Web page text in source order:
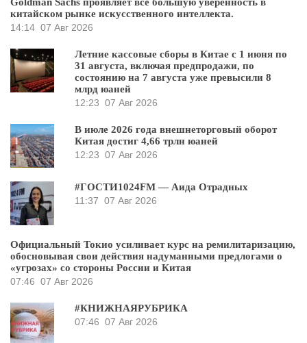
Goldman Sachs проявляет всё большую уверенность в
китайском рынке искусственного интеллекта.
14:14 07 Авг 2026
Летние кассовые сборы в Китае с 1 июня по
31 августа, включая предпродажи, по
состоянию на 7 августа уже превысили 8
млрд юаней
12:23 07 Авг 2026
В июле 2026 года внешнеторговый оборот
Китая достиг 4,66 трлн юаней
12:23 07 Авг 2026
#ГОСТИ1024FM — Аида Отрадных
11:37 07 Авг 2026
Официальный Токио усиливает курс на ремилитаризацию,
обосновывая свои действия надуманными предлогами о
«угрозах» со стороны России и Китая
07:46 07 Авг 2026
#КНИЖНАЯРУБРИКА
07:46 07 Авг 2026